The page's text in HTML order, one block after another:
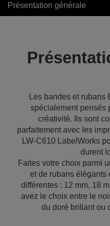
Présentation générale
Les bandes et
spécialement pensés
créativité. Ils sont
parfaitement avec les
LW-C610 LabelWorks
durent
Faites votre choix parmi
et de rubans élégants
différentes : 12 mm, 18
avez le choix entre le
du doré brillant ou